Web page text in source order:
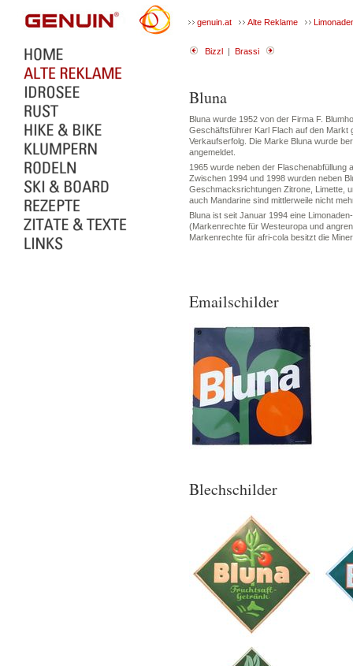
genuin.at Alte Reklame
Bizzl | Brassi
Bluna
Bluna wurde 1952 von der Firma F.
Geschäftsführer Karl Flach auf den Markt
Verkaufserfolg. Die Marke Bluna wurde
angemeldet.
1965 wurde neben der Flaschenabfüllung
Zwischen 1994 und 1998 wurden neben
Geschmacksrichtungen Zitrone, Limette,
auch Mandarine sind mittlerweile nicht
Bluna ist seit Januar 1994 eine
(Markenrechte für Westeuropa und
Markenrechte für afri-cola besitzt die
Emailschilder
Blechschilder